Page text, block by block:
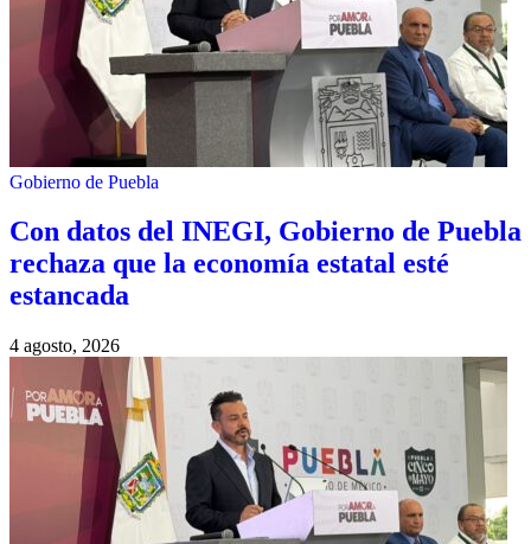
Gobierno de Puebla
Con datos del INEGI, Gobierno de Puebla
rechaza que la economía estatal esté
estancada
4 agosto, 2026